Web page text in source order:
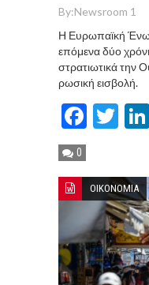
By:Newsroom 1
Η Ευρωπαϊκή
επόμενα δύο
στρατιωτικά την
ρωσική εισβολή.
0
ΟΙΚΟΝΟΜΙΑ